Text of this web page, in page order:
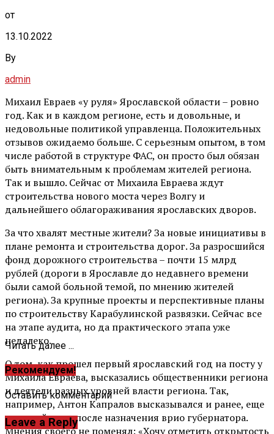
от
13.10.2022
By
admin
Михаил Евраев «у руля» Ярославской области – ровно
год. Как и в каждом регионе, есть и довольные, и
недовольные политикой управленца. Положительных
отзывов ожидаемо больше. С серьезным опытом, в том
числе работой в структуре ФАС, он просто был обязан
быть внимательным к проблемам жителей региона.
Так и вышло. Сейчас от Михаила Евраева ждут
строительства нового моста через Волгу и
дальнейшего облагораживания ярославских дворов.
За что хвалят местные жители? За новые инициативы в
плане ремонта и строительства дорог. За разросшийся
фонд дорожного строительства – почти 15 млрд
рублей (дороги в Ярославле до недавнего времени
были самой больной темой, по мнению жителей
региона). За крупные проекты и перспективные планы
по строительству Карабулинской развязки. Сейчас все
на этапе аудита, но да практического этапа уже
недалеко.
О том, как прошел первый ярославский год на посту у
Михаила Евраева, высказались общественники региона
и деятели разных уровней власти региона. Так,
например, Антон Капралов высказывался и ранее, еще
на сотый день после назначения врио губернатора.
Мнения своего не поменял: «Хочу отметить открытость
Читать далее ...
Рекомендуем!
Оставить комментарий
Leave a Reply